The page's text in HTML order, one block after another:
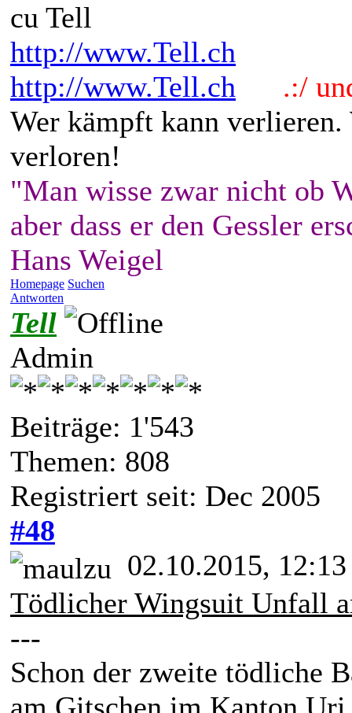
cu Tell
http://www.Tell.ch
http://www.Tell.ch
.:/
Wer kämpft kann
verloren!
"Man wisse zwar nicht ob
aber dass er den Gessler
Hans Weigel
Homepage Suchen
Antworten
Tell
Admin
Beiträge: 1'543
Themen: 808
Registriert seit: Dec 2005
#48
02.10.2015, 12:13
Tödlicher Wingsuit Unfall
---
Schon der zweite tödliche